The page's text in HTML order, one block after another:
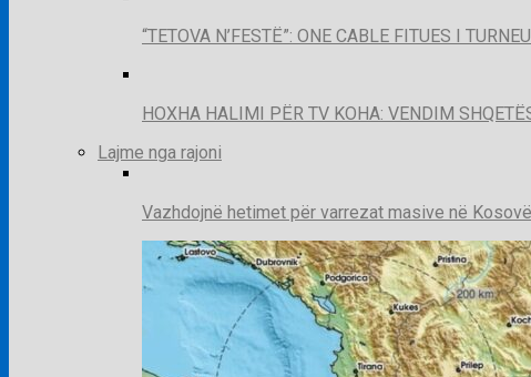
“TETOVA N’FESTË”: ONE CABLE FITUES I
HOXHA HALIMI PËR TV KOHA: VENDIM
Lajme nga rajoni
Vazhdojnë hetimet për varrezat masive në